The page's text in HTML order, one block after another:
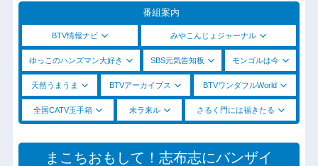
番組案内
BTV情報ナビ みやこんじょジャーナル
ゆっこのハンズマン大好き SBS元気告知板 モンゴルは今
天然うまうま BTVアーカイブス BTVワンダフルWorld
全国CATV玉手箱 未ラ来ル さるく門には福きたる
まこちおもして！志布志にバンザイ